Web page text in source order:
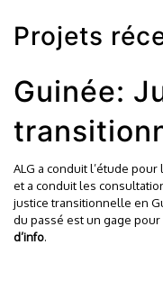
Projets
Guinée:
ALG a conduit l’étude
et a conduit les
justice transitionnelle en
du passé est un gage
d’info.